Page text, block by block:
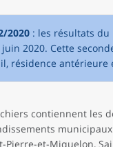
2020 : les résultats
juin 2020. Cette
résidence antérieure
contiennent les
Pierre-et-Miquelon,